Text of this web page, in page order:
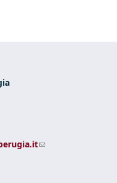
(link sends e-mail)
sends e-mail)